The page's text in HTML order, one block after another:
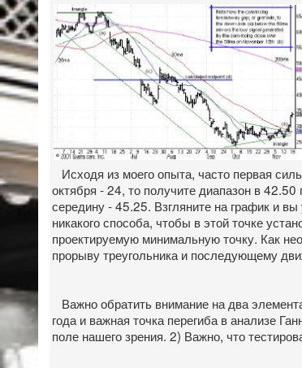
Исходя из моего опыта, часто первая
октября - 24, то получите диапазон в
середину - 45.25. Взгляните на график и вы
никакого способа, чтобы в этой точке
проектируемую минимальную точку. Как
прорыву треугольника и последующему
Важно обратить внимание на два
года и важная точка перегиба в анализе
поле нашего зрения. 2) Важно, что